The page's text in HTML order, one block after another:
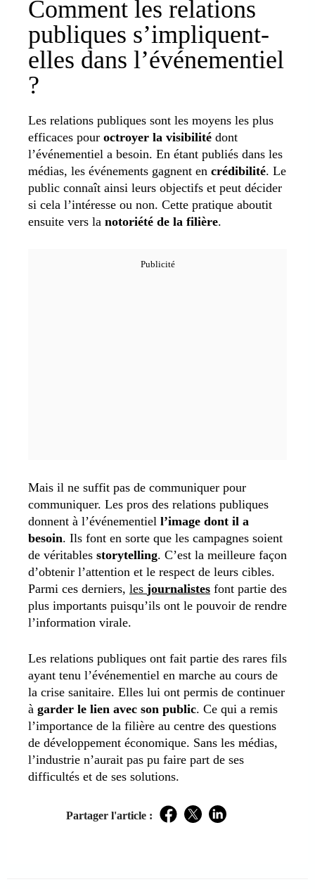
Comment les relations
publiques s’impliquent-
elles dans l’événementiel
?
Les relations publiques sont les moyens les plus
efficaces pour octroyer la visibilité dont
l’événementiel a besoin. En étant publiés dans les
médias, les événements gagnent en crédibilité. Le
public connaît ainsi leurs objectifs et peut décider
si cela l’intéresse ou non. Cette pratique aboutit
ensuite vers la notoriété de la filière.
Mais il ne suffit pas de communiquer pour
communiquer. Les pros des relations publiques
donnent à l’événementiel l’image dont il a
besoin. Ils font en sorte que les campagnes soient
de véritables storytelling. C’est la meilleure façon
d’obtenir l’attention et le respect de leurs cibles.
Parmi ces derniers, les journalistes font partie des
plus importants puisqu’ils ont le pouvoir de rendre
l’information virale.
Les relations publiques ont fait partie des rares fils
ayant tenu l’événementiel en marche au cours de
la crise sanitaire. Elles lui ont permis de continuer
à garder le lien avec son public. Ce qui a remis
l’importance de la filière au centre des questions
de développement économique. Sans les médias,
l’industrie n’aurait pas pu faire part de ses
difficultés et de ses solutions.
Partager l'article : Facebook
TwitterLinkedIn